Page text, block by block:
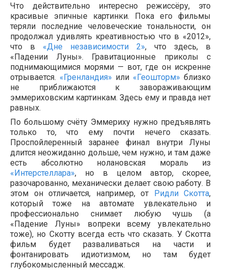
Что действительно интересно режиссёру, это
красивые эпичные картинки. Пока его фильмы
теряли последние человеческие тональности, он
продолжал удивлять креативностью что в «2012»,
что в «Дне независимости 2», что здесь, в
«Падении Луны». Гравитационные приколы с
поднимающимися морями — вот, где он искренне
отрывается. «Гренландия» или «Геошторм» близко
не приближаются к завораживающим
эммериховским картинкам. Здесь ему и правда нет
равных.
По большому счёту Эммериху нужно предъявлять
только то, что ему почти нечего сказать.
Проспойлеренный заранее финал внутри Луны
длится неожиданно дольше, чем нужно, и там даже
есть абсолютно нолановская мораль из
«Интерстеллара», но в целом автор, скорее,
разочарованно, механически делает свою работу. В
этом он отличается, например, от Ридли Скотта,
который тоже на автомате увлекательно и
профессионально снимает любую чушь (а
«Падение Луны» вопреки всему увлекательно
тоже), но Скотту всегда есть что сказать. У Скотта
фильм будет разваливаться на части и
фонтанировать идиотизмом, но там будет
глубокомысленный мессадж.